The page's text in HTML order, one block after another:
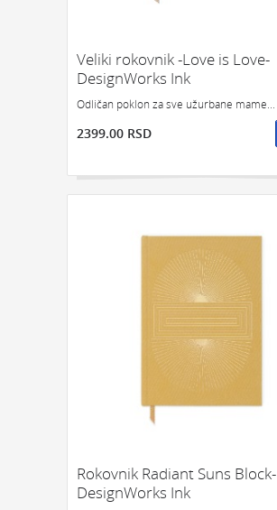
Veliki rokovnik -Love is Love-
DesignWorks Ink
Odličan poklon za sve užurbane mame...
2399.00 RSD
Rokovnik Radiant Suns Block-
DesignWorks Ink